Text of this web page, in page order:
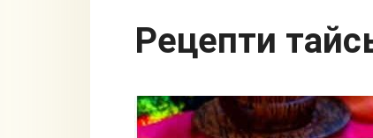
Рецепти